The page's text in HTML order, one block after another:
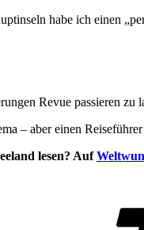
habe ich einen
Revue passieren
– aber einen
lesen? Auf